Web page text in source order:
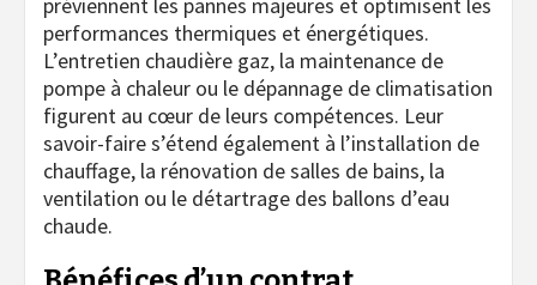
performances thermiques et énergétiques.
L’entretien chaudière gaz, la maintenance de
pompe à chaleur ou le dépannage de climatisation
figurent au cœur de leurs compétences. Leur
savoir-faire s’étend également à l’installation de
chauffage, la rénovation de salles de bains, la
ventilation ou le détartrage des ballons d’eau
chaude.